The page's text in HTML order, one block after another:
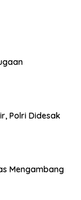
Polri Didesak
Mengambang